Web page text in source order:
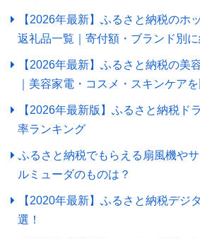
【2026年最新】ふるさと納税のホ
返礼品一覧｜寄付額・ブランド別
【2026年最新】ふるさと納税の美
｜美容家電・コスメ・スキンケア
【2026年最新版】ふるさと納税ド
率ランキング
ふるさと納税でもらえる扇風機や
ルミューダのものは？
【2020年最新】ふるさと納税デジ
選！